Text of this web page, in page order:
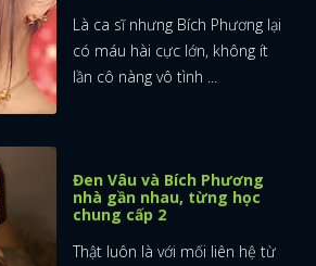
Là ca sĩ nhưng Bích Phương lại
có máu hài cực lớn, không ít
lần cô nàng vô tình ...
Đen Vâu và Bích Phương
nhà gần nhau, từng học
chung cấp 2
Thật luôn là với mối liên hệ từ